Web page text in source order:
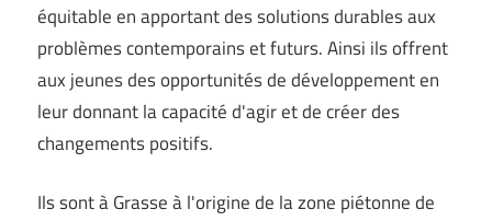
équitable en apportant des solutions durables aux
problèmes contemporains et futurs. Ainsi ils offrent
aux jeunes des opportunités de développement en
leur donnant la capacité d'agir et de créer des
changements positifs.
Ils sont à Grasse à l'origine de la zone piétonne de